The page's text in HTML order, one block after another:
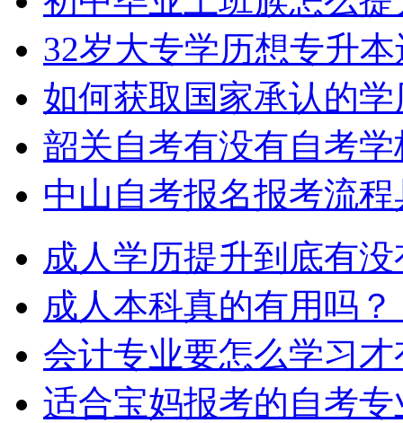
32岁大专学历想专升
如何获取国家承认的
韶关自考有没有自考
中山自考报名报考流
成人学历提升到底有
成人本科真的有用吗？
会计专业要怎么学习
适合宝妈报考的自考